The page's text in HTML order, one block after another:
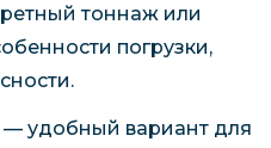
тоннаж или
погрузки,
— удобный вариант для